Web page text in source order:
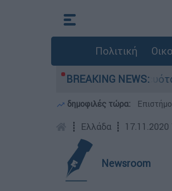
Πολιτική
BREAKING NEWS:
8 ημερών - Νοσηλευόταν
δημοφιλές τώρα:
┋ Ελλάδα ┋ 17.11.2020
Newsroom